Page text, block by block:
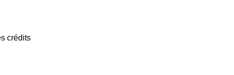
crédits